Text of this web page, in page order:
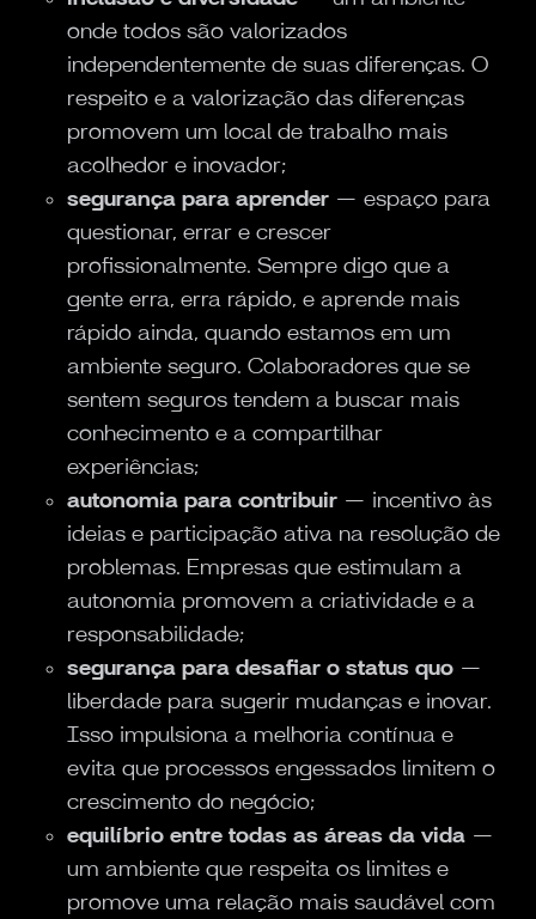
onde todos são valorizados
independentemente de suas diferenças. O
respeito e a valorização das diferenças
promovem um local de trabalho mais
acolhedor e inovador;
segurança para aprender — espaço para
questionar, errar e crescer
profissionalmente. Sempre digo que a
gente erra, erra rápido, e aprende mais
rápido ainda, quando estamos em um
ambiente seguro. Colaboradores que se
sentem seguros tendem a buscar mais
conhecimento e a compartilhar
experiências;
autonomia para contribuir — incentivo às
ideias e participação ativa na resolução de
problemas. Empresas que estimulam a
autonomia promovem a criatividade e a
responsabilidade;
segurança para desafiar o status quo —
liberdade para sugerir mudanças e inovar.
Isso impulsiona a melhoria contínua e
evita que processos engessados limitem o
crescimento do negócio;
equilíbrio entre todas as áreas da vida —
um ambiente que respeita os limites e
promove uma relação mais saudável com